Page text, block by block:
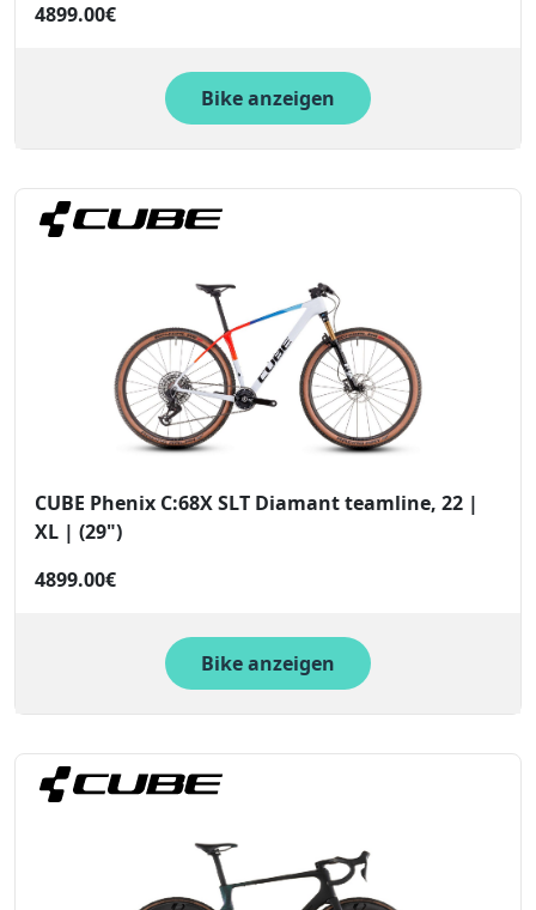
4899.00€
Bike anzeigen
CUBE Phenix C:68X SLT Diamant teamline, 22 |
XL | (29")
4899.00€
Bike anzeigen